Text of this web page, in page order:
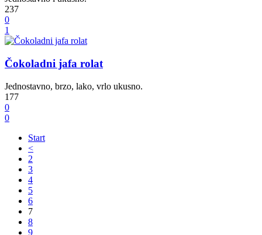
237
0
1
Čokoladni jafa rolat
Jednostavno, brzo, lako, vrlo ukusno.
177
0
0
Start
<
2
3
4
5
6
7
8
9